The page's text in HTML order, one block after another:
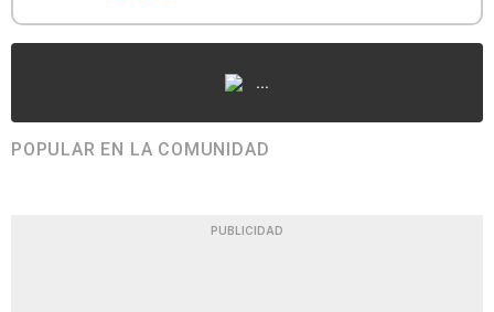
...
POPULAR EN LA COMUNIDAD
PUBLICIDAD